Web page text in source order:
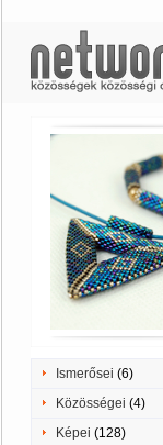
Ismerősei (6)
Közösségei (4)
Képei (128)